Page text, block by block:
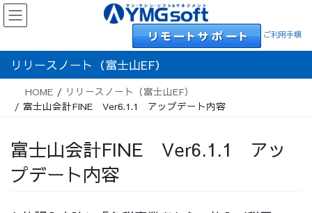
Skip
to
the
content
Skip
to
the
Navigation
ご利用手順
リリースノート（富士山EF）
HOME
リリースノート（富士山EF）
富士山会計FINE Ver6.1.1 アップデート内容
富士山会計FINE Ver6.1.1 アッ
プデート内容